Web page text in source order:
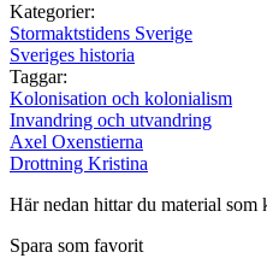
Kategorier:
Stormaktstidens Sverige
Sveriges historia
Taggar:
Kolonisation och kolonialism
Invandring och utvandring
Axel Oxenstierna
Drottning Kristina
Här nedan hittar du material som
Spara som favorit